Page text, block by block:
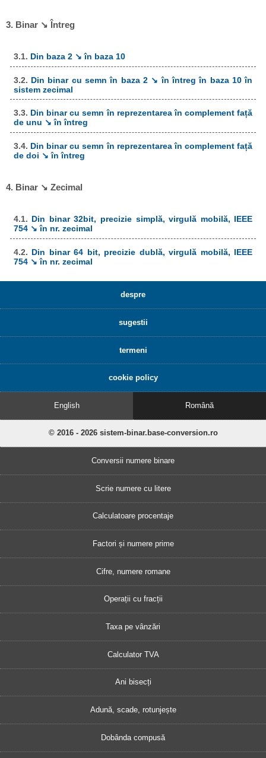
3. Binar ↘ Întreg
3.1. Din baza 2 ↘ în baza 10
3.2. Din binar cu semn în baza 2 ↘ în întreg în baza 10 în
sistem zecimal
3.3. Din binar cu semn în reprezentarea în complement față
de unu ↘ în întreg
3.4. Din binar cu semn în reprezentarea în complement față
de doi ↘ în întreg
4. Binar ↘ Zecimal
4.1. Din binar 32bit, precizie simplă, virgulă mobilă, IEEE
754 ↘ în nr. zecimal
4.2. Din binar 64 bit, precizie dublă, virgulă mobilă, IEEE
754 ↘ în nr. zecimal
despre
sugestii
termeni
cookie policy
English Română
© 2016 - 2026 sistem-binar.base-conversion.ro
Conversii numere binare
Scrie numere cu litere
Calculatoare procentaje
Factori și numere prime
Cifre, numere romane
Operații cu fracții
Taxa pe vânzări
Calculator TVA
Ani bisecți
Adună, scade, rotunjește
Dobânda compusă